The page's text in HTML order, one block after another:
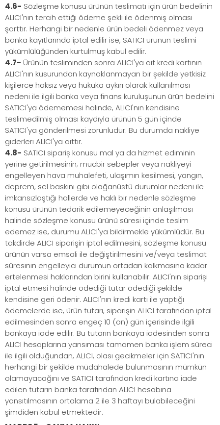
4.6- Sözleşme konusu ürünün teslimatı için ürün bedelinin
ALICI'nın tercih ettiği ödeme şekli ile ödenmiş olması
şarttır. Herhangi bir nedenle ürün bedeli ödenmez veya
banka kayıtlarında iptal edilir ise, SATICI ürünün teslimi
yükümlülüğünden kurtulmuş kabul edilir.
4.7- Ürünün tesliminden sonra ALICI'ya ait kredi kartının
ALICI'nın kusurundan kaynaklanmayan bir şekilde yetkisiz
kişilerce haksız veya hukuka aykırı olarak kullanılması
nedeni ile ilgili banka veya finans kuruluşunun ürün bedelini
SATICI'ya ödememesi halinde, ALICI'nın kendisine
teslimedilmiş olması kaydıyla ürünün 5 gün içinde
SATICI'ya gönderilmesi zorunludur. Bu durumda nakliye
giderleri ALICI'ya aittir.
4.8- SATICI sipariş konusu mal ya da hizmet ediminin
yerine getirilmesinin; mücbir sebepler veya nakliyeyi
engelleyen hava muhalefeti, ulaşımın kesilmesi, yangın,
deprem, sel baskını gibi olağanüstü durumlar nedeni ile
imkansızlaştığı hallerde ve haklı bir nedenle sözleşme
konusu ürünün tedarik edilemeyeceğinin anlaşılması
halinde sözleşme konusu ürünü süresi içinde teslim
edemez ise, durumu ALICI'ya bildirmekle yükümlüdür. Bu
takdirde ALICI siparişin iptal edilmesini, sözleşme konusu
ürünün varsa emsali ile değiştirilmesini ve/veya teslimat
süresinin engelleyici durumun ortadan kalkmasına kadar
ertelenmesi haklarından birini kullanabilir. ALICI'nın siparişi
iptal etmesi halinde ödediği tutar ödediği şekilde
kendisine geri ödenir. ALICI'nın kredi kartı ile yaptığı
ödemelerde ise, ürün tutarı, siparişin ALICI tarafından iptal
edilmesinden sonra engeç 10 (on) gün içerisinde ilgili
bankaya iade edilir. Bu tutarın bankaya iadesinden sonra
ALICI hesaplarına yansıması tamamen banka işlem süreci
ile ilgili olduğundan, ALICI, olası gecikmeler için SATICI'nın
herhangi bir şekilde müdahalede bulunmasının mümkün
olamayacağını ve SATICI tarafından kredi kartına iade
edilen tutarın banka tarafından ALICI hesabına
yansıtılmasının ortalama 2 ile 3 haftayı bulabileceğini
şimdiden kabul etmektedir.